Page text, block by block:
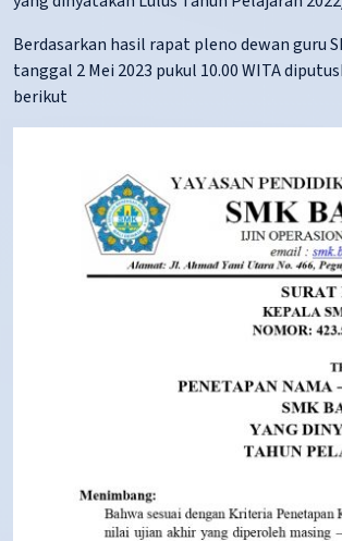
Berdasarkan hasil rapat pleno dewan guru
tanggal 2 Mei 2023 pukul 10.00 WITA
berikut